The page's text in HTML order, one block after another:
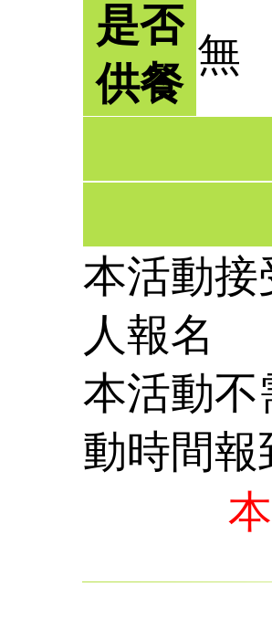
是否
供餐
無
本活動接
人報名
本活動不
動時間報